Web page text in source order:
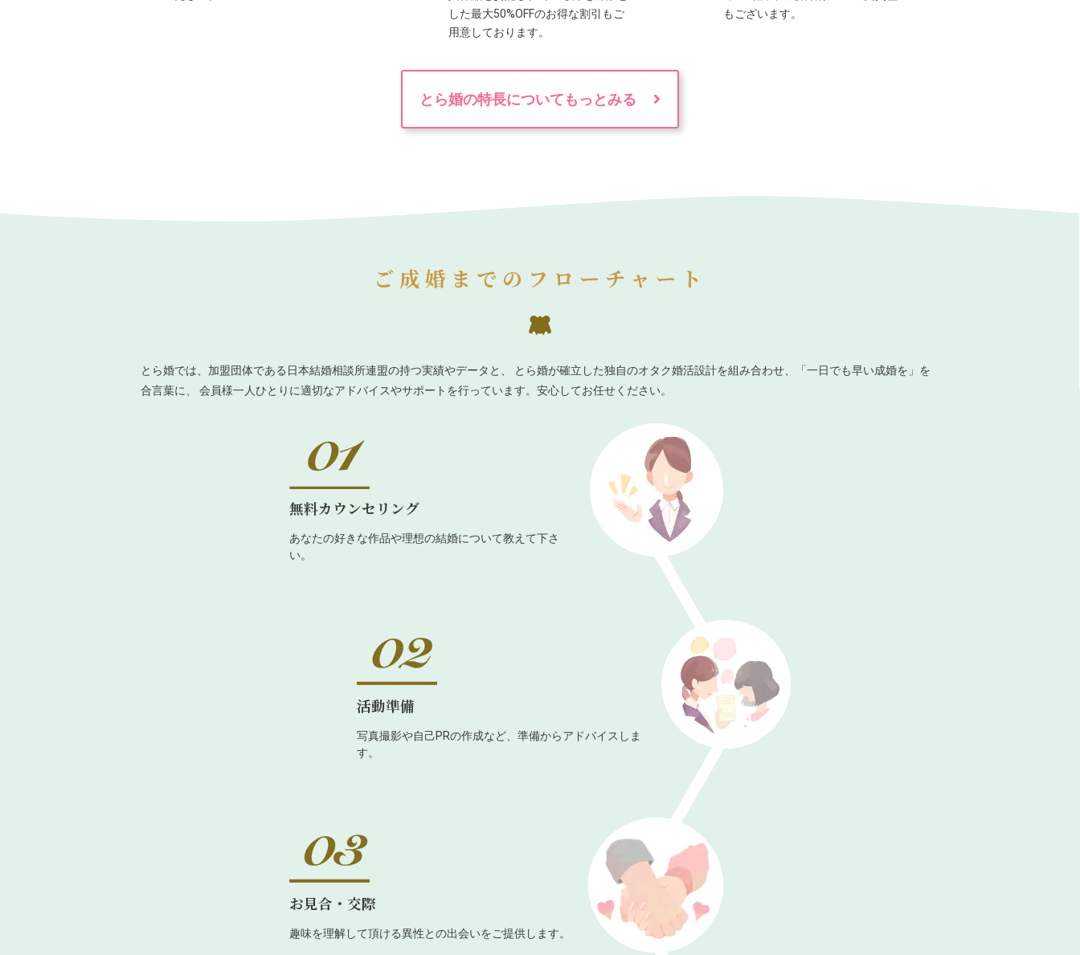
した最大50%OFFのお得な割引もご
用意しております。
もございます。
とら婚の特長についてもっとみる
ご成婚までのフローチャート
とら婚では、加盟団体である日本結婚相談所連盟の持つ実績やデータと、 とら婚が確立した独自のオタク婚活設計を組み合わせ、「一日でも早い成婚を」を
合言葉に、 会員様一人ひとりに適切なアドバイスやサポートを行っています。安心してお任せください。
無料カウンセリング
あなたの好きな作品や理想の結婚について教えて下さ
い。
活動準備
写真撮影や自己PRの作成など、準備からアドバイスしま
す。
お見合・交際
趣味を理解して頂ける異性との出会いをご提供します。